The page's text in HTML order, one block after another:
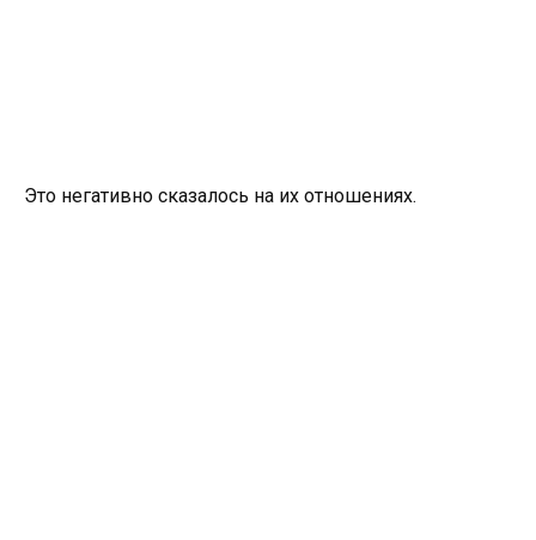
Это негативно сказалось на их отношениях.